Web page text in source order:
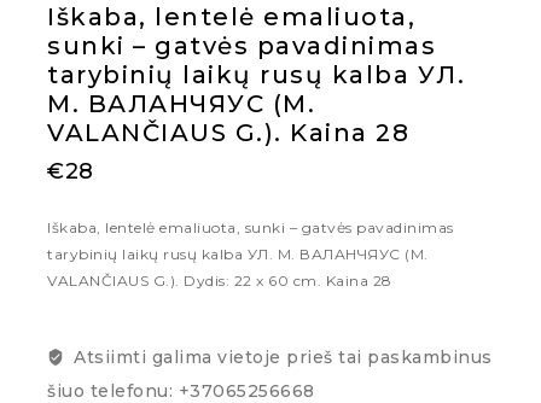
Iškaba, lentelė emaliuota,
sunki – gatvės pavadinimas
tarybinių laikų rusų kalba УЛ.
М. ВАЛАНЧЯУС (M.
VALANČIAUS G.). Kaina 28
€28
Iškaba, lentelė emaliuota, sunki – gatvės pavadinimas
tarybinių laikų rusų kalba УЛ.
М. ВАЛАНЧЯУС (M.
VALANČIAUS G.). Dydis: 22 x 60 cm. Kaina 28
Atsiimti galima vietoje prieš tai paskambinus
šiuo telefonu: +37065256668